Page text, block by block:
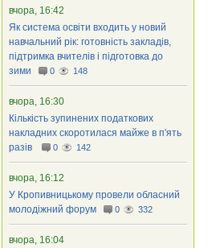
вчора, 16:42
Як система освіти входить у новий
навчальний рік: готовність закладів,
підтримка вчителів і підготовка до
зими
0 148
вчора, 16:30
Кількість зупинених податкових
накладних скоротилася майже в п'ять
разів
0 142
вчора, 16:12
У Кропивницькому провели обласний
молодіжний форум
0 332
вчора, 16:04